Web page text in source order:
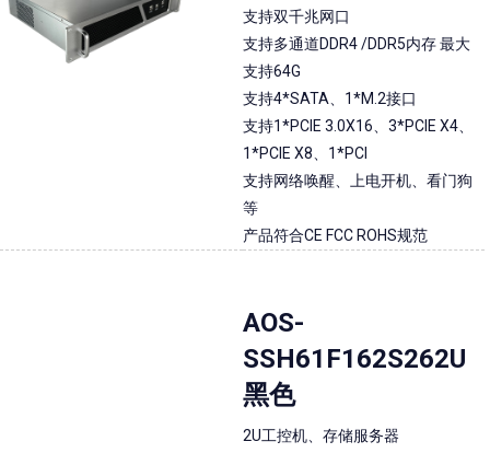
支持双千兆网口
支持多通道DDR4 /DDR5内存 最大
支持64G
支持4*SATA、1*M.2接口
支持1*PCIE 3.0X16、3*PCIE X4、
1*PCIE X8、1*PCI
支持网络唤醒、上电开机、看门狗
等
产品符合CE FCC ROHS规范
AOS-
SSH61F162S262U
黑色
2U工控机、存储服务器